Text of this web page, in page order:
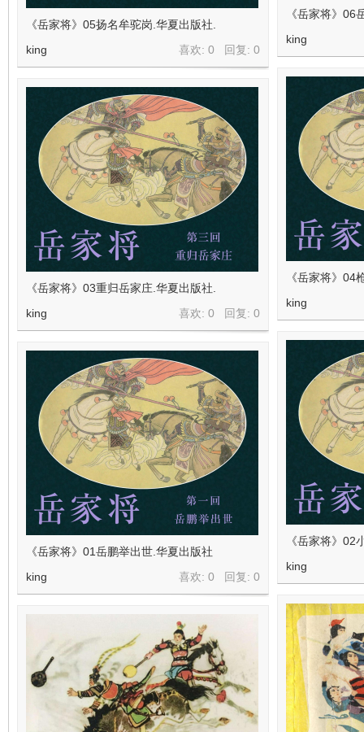
《岳家将》06
king
《岳家将》05扬名牟驼岗.华夏出版社.
喜欢: 0 回复: 0
king
《岳家将》04
king
《岳家将》03重归岳家庄.华夏出版社.
喜欢: 0 回复: 0
king
《岳家将》02
king
《岳家将》01岳鹏举出世.华夏出版社
喜欢: 0 回复: 0
king